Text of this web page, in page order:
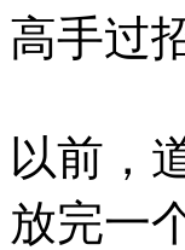
高手过
以前，
放完一